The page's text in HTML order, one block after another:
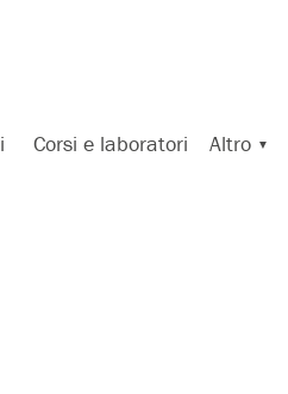
Corsi e laboratori Altro